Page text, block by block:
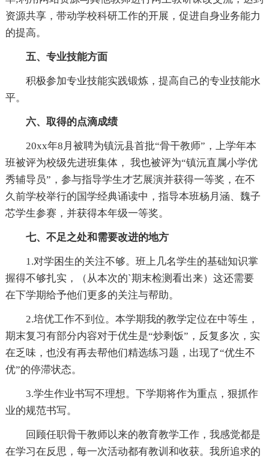
资源共享，带动学校科研工作的开展，促进自身业务能力
的提高。
五、专业技能方面
积极参加专业技能实践锻炼，提高自己的专业技能水
平。
六、取得的点滴成绩
20xx年8月被聘为镇沅县首批“骨干教师”，上学年本
班被评为校级先进班集体， 我也被评为“镇沅直属小学优
秀辅导员”，参与指导学生才艺展演并获得一等奖，在不
久前学校举行的国学经典诵读中，指导本班杨月涵、魏子
芯学生参赛，并获得本年级一等奖。
七、不足之处和需要改进的地方
1.对学困生的关注不够。班上几名学生的基础知识掌
握得不够扎实，（从本次的`期末检测看出来）这还需要
在下学期给予他们更多的关注与帮助。
2.培优工作不到位。本学期我的教学定位在中等生，
期末复习有部分内容对于优生是“炒剩饭”，反复多次，实
在乏味，也没有再去帮他们精选练习题，出现了“优生不
优”的停滞状态。
3.学生作业书写不理想。下学期将作为重点，狠抓作
业的规范书写。
回顾任职骨干教师以来的教育教学工作，我感觉都是
在学习在反思，每一次活动都有教训和收获。我所追求的